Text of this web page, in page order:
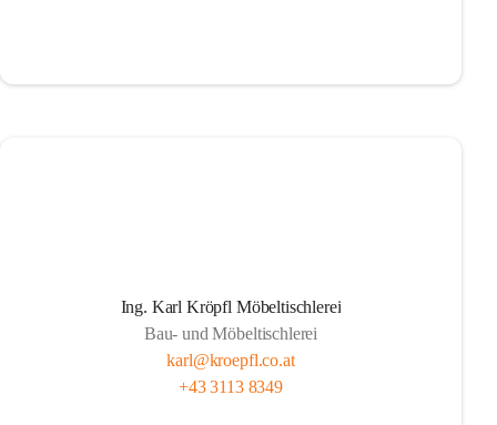
Ing. Karl Kröpfl Möbeltischlerei
Bau- und Möbeltischlerei
karl@kroepfl.co.at
+43 3113 8349